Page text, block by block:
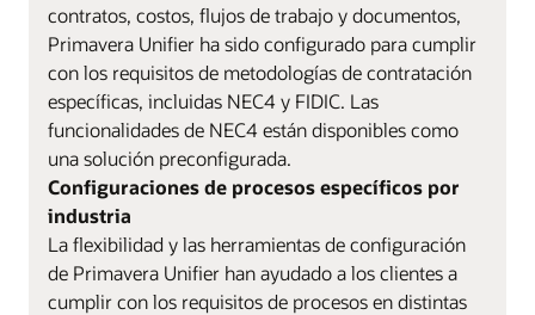
contratos, costos, flujos de trabajo y documentos,
Primavera Unifier ha sido configurado para cumplir
con los requisitos de metodologías de contratación
específicas, incluidas NEC4 y FIDIC. Las
funcionalidades de NEC4 están disponibles como
una solución preconfigurada.
Configuraciones de procesos específicos por
industria
La flexibilidad y las herramientas de configuración
de Primavera Unifier han ayudado a los clientes a
cumplir con los requisitos de procesos en distintas